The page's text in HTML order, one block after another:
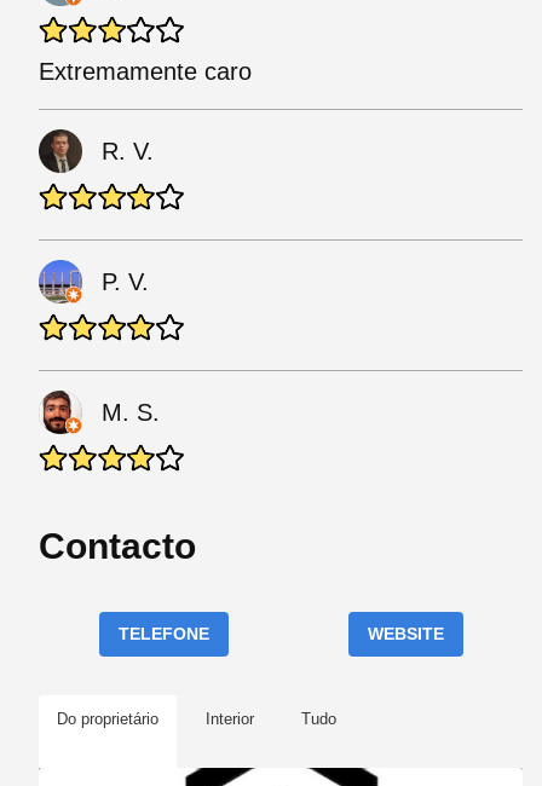
Extremamente caro
R. V.
P. V.
M. S.
Contacto
TELEFONE WEBSITE
Do proprietário Interior Tudo